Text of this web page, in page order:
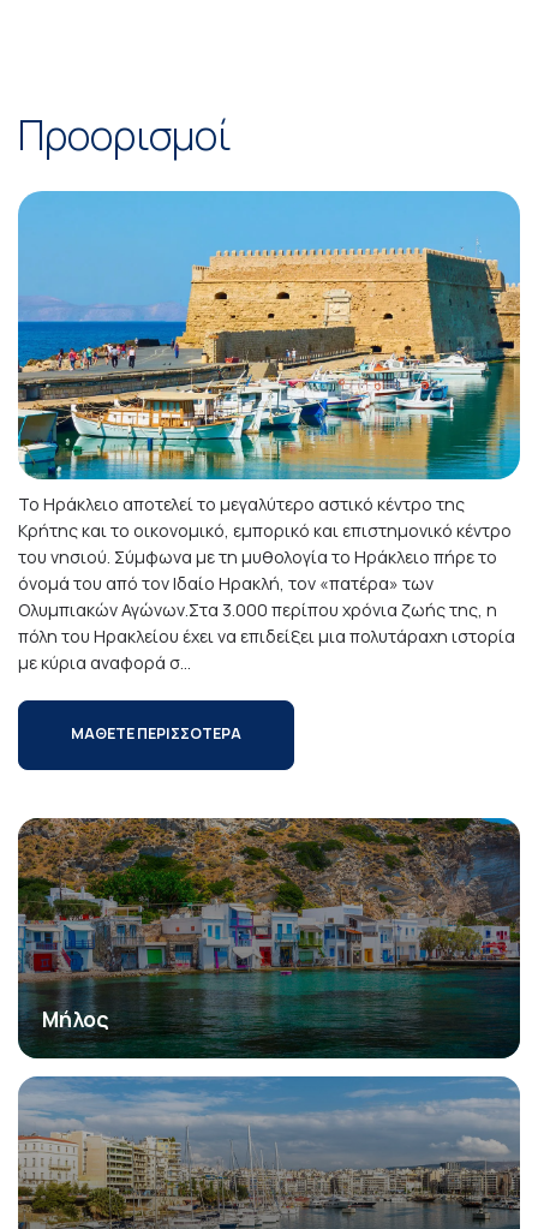
Προορισμοί
Το Ηράκλειο αποτελεί το μεγαλύτερο αστικό κέντρο της
Κρήτης και το οικονομικό, εμπορικό και επιστημονικό κέντρο
του νησιού. Σύμφωνα με τη μυθολογία το Ηράκλειο πήρε το
όνομά του από τον Ιδαίο Ηρακλή, τον «πατέρα» των
Ολυμπιακών Αγώνων.Στα 3.000 περίπου χρόνια ζωής της, η
πόλη του Ηρακλείου έχει να επιδείξει μια πολυτάραχη ιστορία
με κύρια αναφορά σ...
ΜΑΘΕΤΕ ΠΕΡΙΣΣΟΤΕΡΑ
Μήλος